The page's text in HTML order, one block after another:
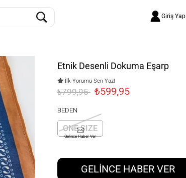
Giriş Yap
Etnik Desenli Dokuma Eşarp
İlk Yorumu Sen Yaz!
₺799,95 ₺599,95
BEDEN
ONE SIZE
Gelince Haber Ver
GELİNCE HABER VER